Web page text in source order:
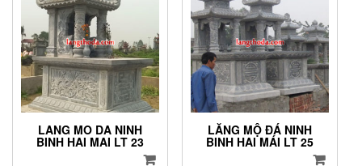
LANG MO DA NINH
BINH HAI MAI LT 23
LĂNG MỘ ĐÁ NINH
BINH HAI MÁI LT 25